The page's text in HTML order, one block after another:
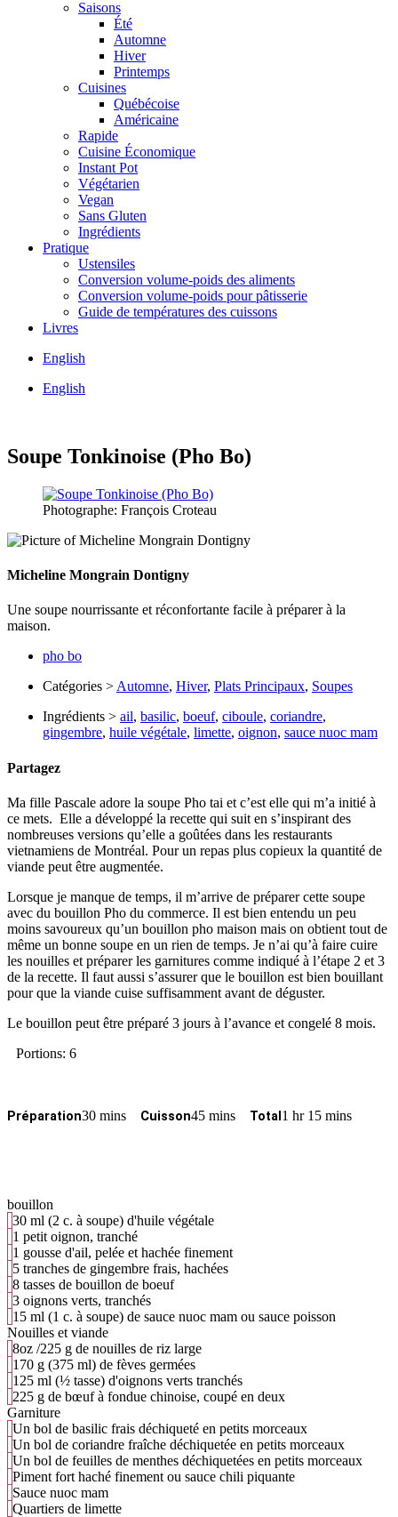
Saisons
Été
Automne
Hiver
Printemps
Cuisines
Québécoise
Américaine
Rapide
Cuisine Économique
Instant Pot
Végétarien
Vegan
Sans Gluten
Ingrédients
Pratique
Ustensiles
Conversion volume-poids des aliments
Conversion volume-poids pour pâtisserie
Guide de températures des cuissons
Livres
English
English
Soupe Tonkinoise (Pho Bo)
Photographe: François Croteau
Micheline Mongrain Dontigny
Une soupe nourrissante et réconfortante facile à préparer à la
maison.
pho bo
Catégories > Automne, Hiver, Plats Principaux, Soupes
Ingrédients > ail, basilic, boeuf, ciboule, coriandre,
gingembre, huile végétale, limette, oignon, sauce nuoc mam
Partagez
Ma fille Pascale adore la soupe Pho tai et c’est elle qui m’a initié à
ce mets. Elle a développé la recette qui suit en s’inspirant des
nombreuses versions qu’elle a goûtées dans les restaurants
vietnamiens de Montréal. Pour un repas plus copieux la quantité de
viande peut être augmentée.
Lorsque je manque de temps, il m’arrive de préparer cette soupe
avec du bouillon Pho du commerce. Il est bien entendu un peu
moins savoureux qu’un bouillon pho maison mais on obtient tout de
même un bonne soupe en un rien de temps. Je n’ai qu’à faire cuire
les nouilles et préparer les garnitures comme indiqué à l’étape 2 et 3
de la recette. Il faut aussi s’assurer que le bouillon est bien bouillant
pour que la viande cuise suffisamment avant de déguster.
Le bouillon peut être préparé 3 jours à l’avance et congelé 8 mois.
Portions: 6
Préparation30 mins Cuisson45 mins Total 1 hr 15 mins
bouillon
30 ml (2 c. à soupe) d'huile végétale
1 petit oignon, tranché
1 gousse d'ail, pelée et hachée finement
5 tranches de gingembre frais, hachées
8 tasses de bouillon de boeuf
3 oignons verts, tranchés
15 ml (1 c. à soupe) de sauce nuoc mam ou sauce poisson
Nouilles et viande
8oz /225 g de nouilles de riz large
170 g (375 ml) de fèves germées
125 ml (½ tasse) d'oignons verts tranchés
225 g de bœuf à fondue chinoise, coupé en deux
Garniture
Un bol de basilic frais déchiqueté en petits morceaux
Un bol de coriandre fraîche déchiquetée en petits morceaux
Un bol de feuilles de menthes déchiquetées en petits morceaux
Piment fort haché finement ou sauce chili piquante
Sauce nuoc mam
Quartiers de limette